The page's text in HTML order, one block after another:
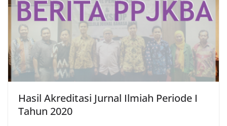
Hasil Akreditasi Jurnal Ilmiah Periode I
Tahun 2020